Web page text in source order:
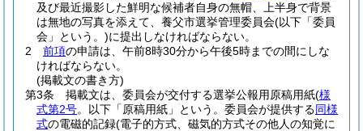
及び最近撮影した鮮明な候補者自身の無帽、上半身で背景
は無地の写真を添えて、養父市選挙管理委員会(以下「委員
会」という。)に提出しなければならない。
2
前項の申請は、午前8時30分から午後5時までの間にしな
ければならない。
(掲載文の書き方)
第3条
掲載文は、委員会が交付する選挙公報用原稿用紙(様
式第2号。以下「原稿用紙」という。委員会が提供する同様
式の電磁的記録(電子的方式、磁気的方式その他人の知覚に